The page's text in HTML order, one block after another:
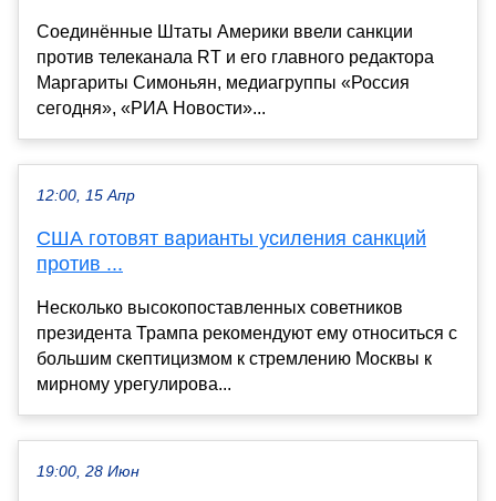
Соединённые Штаты Америки ввели санкции
против телеканала RT и его главного редактора
Маргариты Симоньян, медиагруппы «Россия
сегодня», «РИА Новости»...
12:00, 15 Апр
США готовят варианты усиления санкций
против ...
Несколько высокопоставленных советников
президента Трампа рекомендуют ему относиться с
большим скептицизмом к стремлению Москвы к
мирному урегулирова...
19:00, 28 Июн